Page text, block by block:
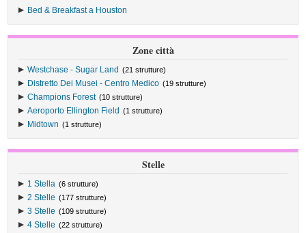
Bed & Breakfast a Houston
Zone città
Westchase - Sugar Land (21 strutture)
Distretto Dei Musei - Centro Medico (19 strutture)
Champions Forest (10 strutture)
Aeroporto Ellington Field (1 strutture)
Midtown (1 strutture)
Stelle
1 Stella (6 strutture)
2 Stelle (177 strutture)
3 Stelle (109 strutture)
4 Stelle (22 strutture)